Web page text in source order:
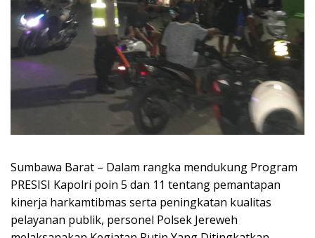
Sumbawa Barat – Dalam rangka mendukung Program
PRESISI Kapolri poin 5 dan 11 tentang pemantapan
kinerja harkamtibmas serta peningkatan kualitas
pelayanan publik, personel Polsek Jereweh